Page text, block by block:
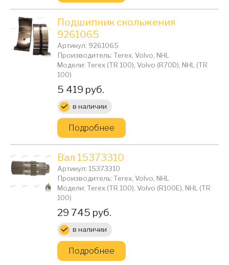
Подшипник скольжения
9261065
Артикул: 9261065
Производитель: Terex, Volvo, NHL
Модели: Terex (TR 100), Volvo (R70D), NHL (TR
100)
Цена:
5 419 руб.
в наличии
Подробнее
Вал 15373310
Артикул: 15373310
Производитель: Terex, Volvo, NHL
Модели: Terex (TR 100), Volvo (R100E), NHL (TR
100)
Цена:
29 745 руб.
в наличии
Подробнее